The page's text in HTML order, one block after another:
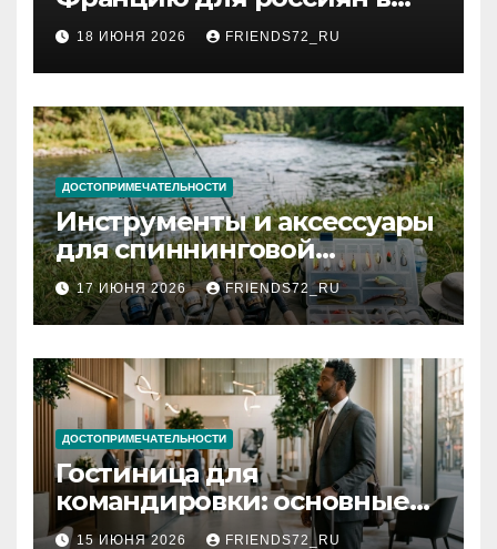
2026 году: сроки от 3 дней
и список необходимых
документов
18 ИЮНЯ 2026 FRIENDS72_RU
ДОСТОПРИМЕЧАТЕЛЬНОСТИ
Инструменты и аксессуары
для спиннинговой
рыбалки: назначение и
типы
17 ИЮНЯ 2026 FRIENDS72_RU
ДОСТОПРИМЕЧАТЕЛЬНОСТИ
Гостиница для
командировки: основные
критерии выбора
15 ИЮНЯ 2026 FRIENDS72_RU